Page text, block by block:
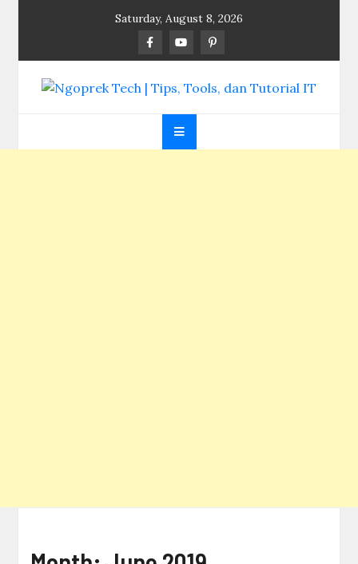
Saturday, August 8, 2026
Ngoprek Tech | Tips,
Tools, dan Tutorial